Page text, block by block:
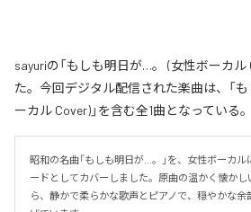
sayuriの「もしも明日が…。 (女性ボーカル
た。今回デジタル配信された楽曲は、「
ーカル Cover)」を含む全1曲となっている。
昭和の名曲「もしも明日が…。」を、女性ボーカ
ードとしてカバーしました。原曲の温かく懐か
ら、静かで柔らかな歌声とピアノで、穏やかな